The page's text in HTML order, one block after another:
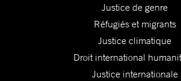
Justice de genre
Réfugiés et migrants
Justice climatique
Droit international
Justice internationale